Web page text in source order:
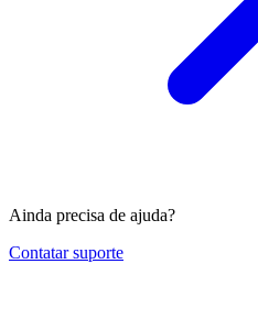
Ainda precisa de ajuda?
Contatar suporte